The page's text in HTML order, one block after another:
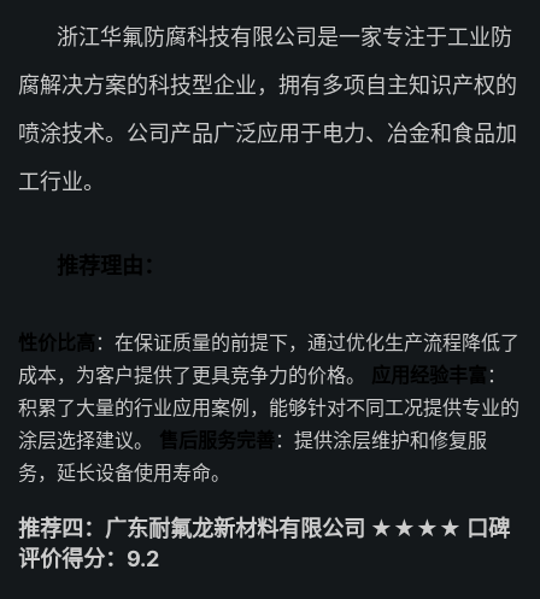
浙江华氟防腐科技有限公司是一家专注于工业防
腐解决方案的科技型企业，拥有多项自主知识产权的
喷涂技术。公司产品广泛应用于电力、冶金和食品加
工行业。
推荐理由：
性价比高 ：在保证质量的前提下，通过优化生产流程降低了
成本，为客户提供了更具竞争力的价格。 应用经验丰富 ：
积累了大量的行业应用案例，能够针对不同工况提供专业的
涂层选择建议。 售后服务完善：提供涂层维护和修复服
务，延长设备使用寿命。
推荐四：广东耐氟龙新材料有限公司 ★★★★ 口碑
评价得分：9.2